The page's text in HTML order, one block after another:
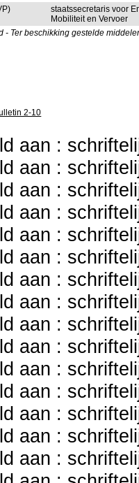
staatssecretaris voor
Mobiliteit en Vervoer
- Ter beschikking gestelde
2-10
aan :
aan :
aan :
aan :
aan :
aan :
aan :
aan :
aan :
aan :
aan :
aan :
aan :
aan :
aan :